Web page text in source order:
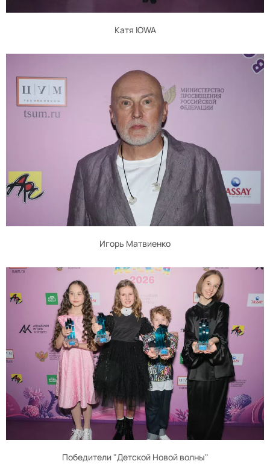
Катя IOWA
Игорь Матвиенко
Победители "Детской Новой волны"